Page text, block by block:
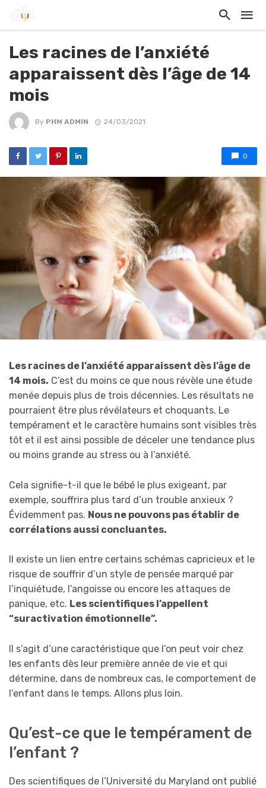
Les racines de l’anxiété
apparaissent dès l’âge de 14
mois
By PHM ADMIN 24/03/2021
0
Les racines de l’anxiété apparaissent dès l’âge de
14 mois. C’est du moins ce que nous révèle une étude
menée depuis plus de trois décennies. Les résultats ne
pourraient être plus révélateurs et choquants. Le
tempérament et le caractère humains sont visibles très
tôt et il est ainsi possible de déceler une tendance plus
ou moins grande au stress ou à l’anxiété.
Cela signifie-t-il que le bébé le plus exigeant, par
exemple, souffrira plus tard d’un trouble anxieux ?
Évidemment pas. Nous ne pouvons pas établir de
corrélations aussi concluantes.
Il existe un lien entre certains schémas capricieux et le
risque de souffrir d’un style de pensée marqué par
l’inquiétude, l’angoisse ou encore les attaques de
panique, etc. Les scientifiques l’appellent
“suractivation émotionnelle”.
Il s’agit d’une caractéristique que l’on peut voir chez
les enfants dès leur première année de vie et qui
détermine, dans de nombreux cas, le comportement de
l’enfant dans le temps. Allons plus loin.
Qu’est-ce que le tempérament de
l’enfant ?
Des scientifiques de l’Université du Maryland ont publié